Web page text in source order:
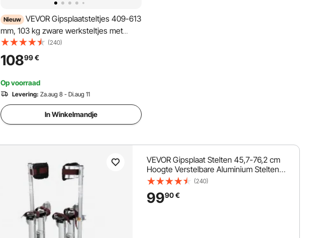
Nieuw VEVOR Gipsplaatsteltjes 409-613
mm, 103 kg zware werksteltjes met
dubbele veren, antislip voetplaten en
spanband, verstelbare aluminium
steltjes voor gipsplaat-,
plafondconstructie en bouwplaatsen,
zilverkleurig
(240)
10899€
Op voorraad
Levering: Za.aug 8 - Di.aug 11
In Winkelmandje
VEVOR Gipsplaat Stelten 45,7-76,2 cm
Hoogte Verstelbare Aluminium Stelten
Plafondconstructie 103 kg
29 cm Voetmaat Voor Schilderen
(240)
9990€